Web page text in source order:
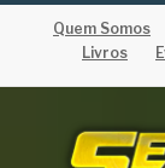
Quem Somos
Livros